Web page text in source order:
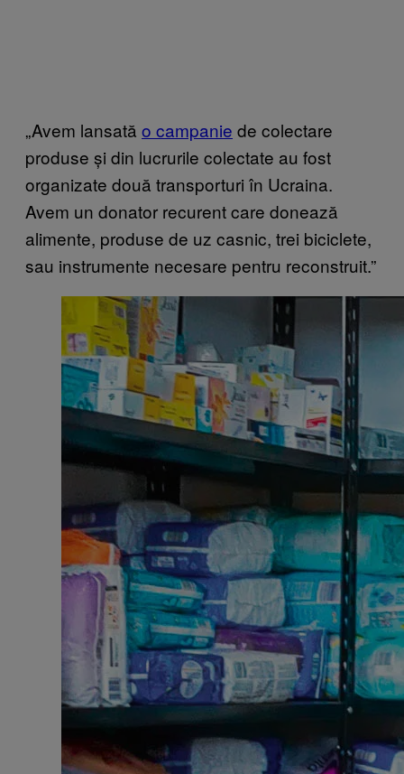
„Avem lansată o campanie de colectare
produse și din lucrurile colectate au fost
organizate două transporturi în Ucraina.
Avem un donator recurent care donează
alimente, produse de uz casnic, trei biciclete,
sau instrumente necesare pentru reconstruit.”